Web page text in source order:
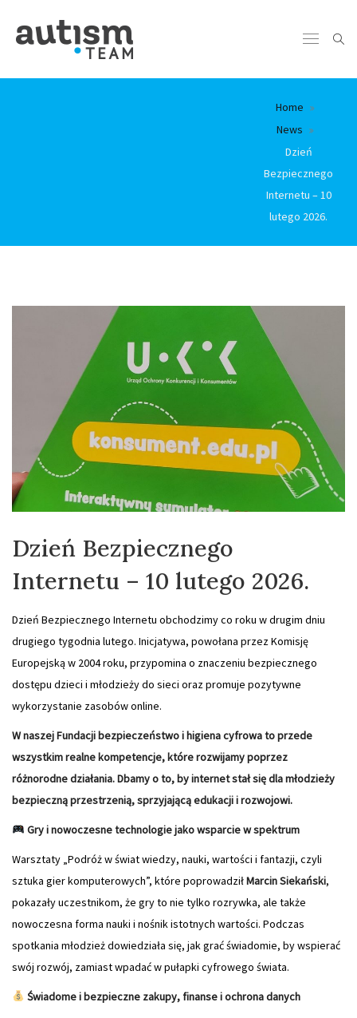
Home
News
Dzień
Bezpiecznego
Internetu – 10
lutego 2026.
Dzień Bezpiecznego
Internetu – 10 lutego 2026.
Dzień Bezpiecznego Internetu obchodzimy co roku w drugim dniu
drugiego tygodnia lutego. Inicjatywa, powołana przez Komisję
Europejską w 2004 roku, przypomina o znaczeniu bezpiecznego
dostępu dzieci i młodzieży do sieci oraz promuje pozytywne
wykorzystanie zasobów online.
W naszej Fundacji bezpieczeństwo i higiena cyfrowa to przede
wszystkim realne kompetencje, które rozwijamy poprzez
różnorodne działania.Dbamy o to, by internet stał się dla młodzieży
bezpieczną przestrzenią, sprzyjającą edukacji i rozwojowi.
Gry i nowoczesne technologie jako wsparcie w spektrum
Warsztaty „Podróż w świat wiedzy, nauki, wartości i fantazji, czyli
sztuka gier komputerowych”, które poprowadziłMarcin Siekański,
pokazały uczestnikom, że gry to nie tylko rozrywka, ale także
nowoczesna forma nauki i nośnik istotnych wartości. Podczas
spotkania młodzież dowiedziała się, jak grać świadomie, by wspierać
swój rozwój, zamiast wpadać w pułapki cyfrowego świata.
Świadome i bezpieczne zakupy, finanse i ochrona danych